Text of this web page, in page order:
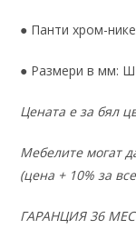
● Панти хром-
● Размери в мм:
Цената е за бял
Мебелите могат
(цена + 10% за
ГАРАНЦИЯ 36